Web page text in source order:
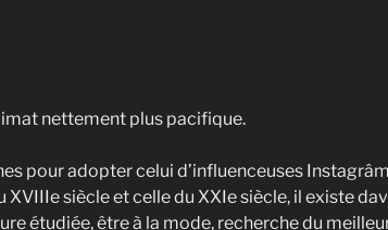
nettement plus pacifique.
pour adopter celui d’influenceuses
XVIIIe siècle et celle du XXIe siècle, il existe
étudiée, être à la mode, recherche du